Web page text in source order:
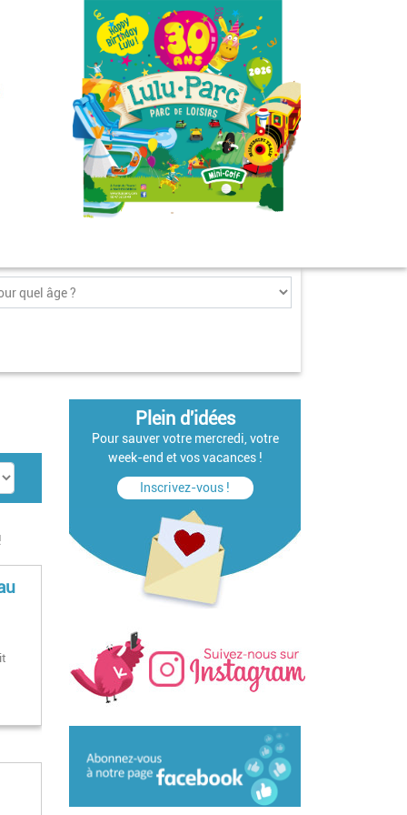
Plein d'idées
Pour sauver votre mercredi, votre
week-end et vos vacances !
Inscrivez-vous !